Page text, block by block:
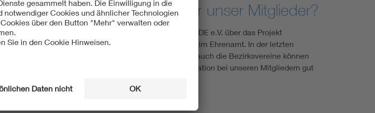
e.V. diese Kooperation für unser Mitglieder?
Bis dahin ist die Finanzierung seitens des VDE e.V. über das Projekt
in den Bezirksvereinen, also für unsere Mitglieder im Ehrenamt. In der letzten
im Mitgliederbereich ausgewiesen worden. Aber auch die Bezirksvereine können
jedoch anschließend. Kommt diese Bildungskooperation bei unseren Mitgliedern gut
unserer Mitglieder sicher nichts im Wege.
für eine Teilnahme aus?